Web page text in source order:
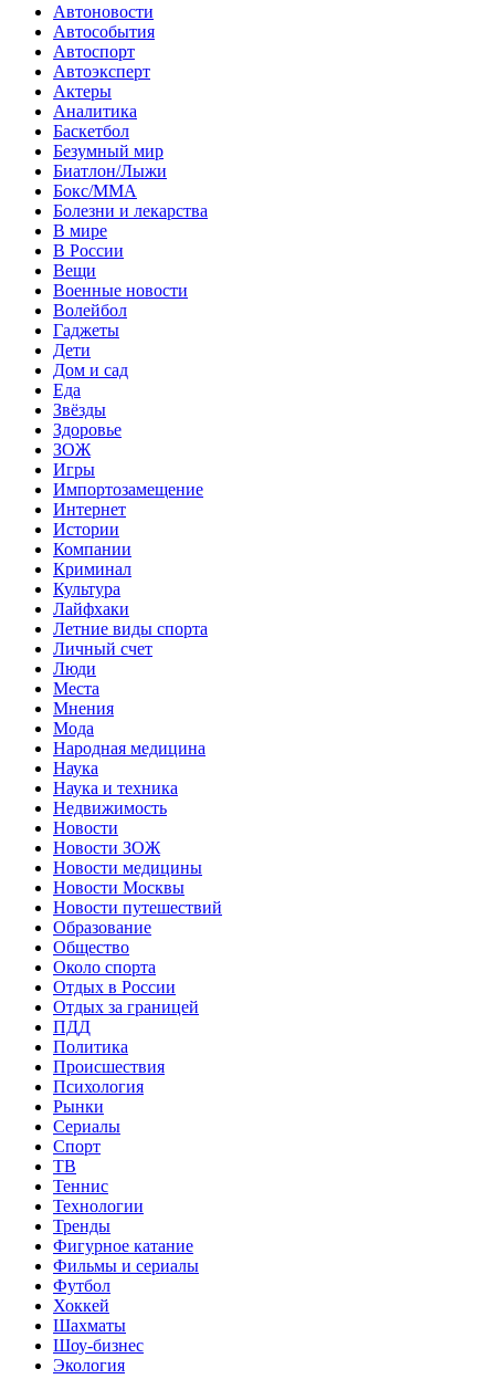
Автоновости
Автособытия
Автоспорт
Автоэксперт
Актеры
Аналитика
Баскетбол
Безумный мир
Биатлон/Лыжи
Бокс/MMA
Болезни и лекарства
В мире
В России
Вещи
Военные новости
Волейбол
Гаджеты
Дети
Дом и сад
Еда
Звёзды
Здоровье
ЗОЖ
Игры
Импортозамещение
Интернет
Истории
Компании
Криминал
Культура
Лайфхаки
Летние виды спорта
Личный счет
Люди
Места
Мнения
Мода
Народная медицина
Наука
Наука и техника
Недвижимость
Новости
Новости ЗОЖ
Новости медицины
Новости Москвы
Новости путешествий
Образование
Общество
Около спорта
Отдых в России
Отдых за границей
ПДД
Политика
Происшествия
Психология
Рынки
Сериалы
Спорт
ТВ
Теннис
Технологии
Тренды
Фигурное катание
Фильмы и сериалы
Футбол
Хоккей
Шахматы
Шоу-бизнес
Экология